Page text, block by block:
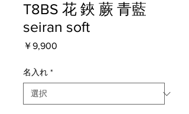
T8BS 花 鋏 蕨 青藍
seiran soft
￥9,900
名入れ *